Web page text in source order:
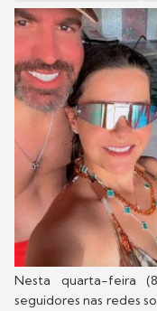
Nesta quarta-feira
seguidores nas redes